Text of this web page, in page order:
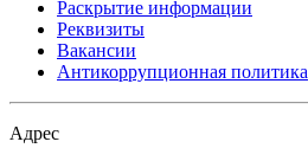
Раскрытие информации
Реквизиты
Вакансии
Антикоррупционная политика
Адрес